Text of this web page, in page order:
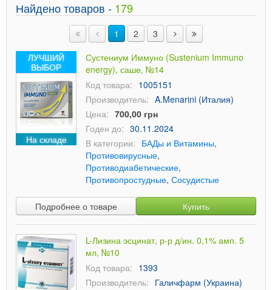
Найдено товаров - 179
1 2
3
ЛУЧШИЙ
ВЫБОР
На складе
Сустениум Иммуно (Sustenium Immuno
energy), саше, №14
Код товара: 1005151
Производитель: A.Menarini (Италия)
Цена: 700,00 грн
Годен до: 30.11.2024
В категории: БАДы и Витамины,
Противовирусные,
Противодиабетические,
Противопростудные, Сосудистые
Подробнее о товаре Купить
L-Лизина эсцинат, р-р д/ин. 0,1% амп. 5
мл, №10
Код товара: 1393
Производитель: Галичфарм (Украина)